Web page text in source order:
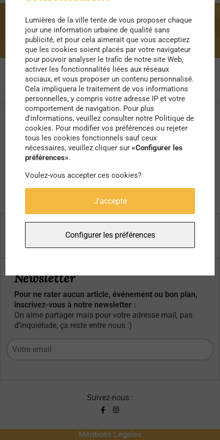
verte
Newsletter
Pour ne rater aucun article, événement ou bon plan,
inscrivez-vous à notre newsletter :
On aime partager mais pour votre adresse mail, pas
d’inquiétude, ça reste entre nous :)
Suivez-nous :
Mentions Légales
Lumières de la ville tente de vous proposer chaque
jour une information urbaine de qualité sans
publicité, et pour cela aimerait que vous acceptiez
que les cookies soient placés par votre navigateur
pour pouvoir analyser le trafic de notre site Web,
activer les fonctionnalités liées aux réseaux
sociaux, et vous proposer un contenu personnalisé.
Cela impliquera le traitement de vos informations
personnelles, y compris votre adresse IP et votre
comportement de navigation. Pour plus
d'informations, veuillez consulter notre Politique de
cookies. Pour modifier vos préférences ou rejeter
tous les cookies fonctionnels sauf ceux
nécessaires, veuillez cliquer sur«Configurer les
préférences».
Voulez-vous accepter ces cookies?
J'accepte
Configurer les préférences